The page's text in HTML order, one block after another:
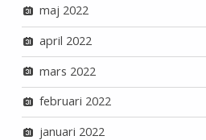
maj 2022
april 2022
mars 2022
februari 2022
januari 2022